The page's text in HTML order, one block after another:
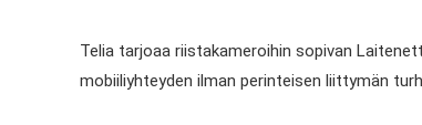
Telia tarjoaa riistakameroihin sopivan
mobiiliyhteyden ilman perinteisen liittymän